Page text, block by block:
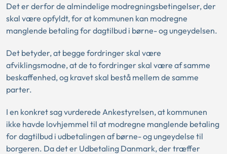
Det er derfor de almindelige modregningsbetingelser, der
skal være opfyldt, for at kommunen kan modregne
manglende betaling for dagtilbud i børne- og ungeydelsen.
Det betyder, at begge fordringer skal være
afviklingsmodne, at de to fordringer skal være af samme
beskaffenhed, og kravet skal bestå mellem de samme
parter.
I en konkret sag vurderede Ankestyrelsen, at kommunen
ikke havde lovhjemmel til at modregne manglende betaling
for dagtilbud i udbetalingen af børne- og ungeydelse til
borgeren. Da det er Udbetaling Danmark, der træffer